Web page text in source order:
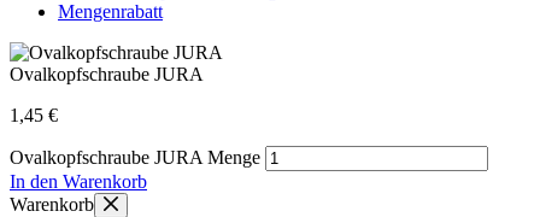
Mengenrabatt
Ovalkopfschraube JURA
1,45 €
Ovalkopfschraube JURA Menge
In den Warenkorb
Warenkorb